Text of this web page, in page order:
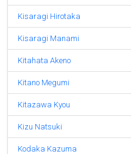
Kisaragi Hirotaka
Kisaragi Manami
Kitahata Akeno
Kitano Megumi
Kitazawa Kyou
Kizu Natsuki
Kodaka Kazuma